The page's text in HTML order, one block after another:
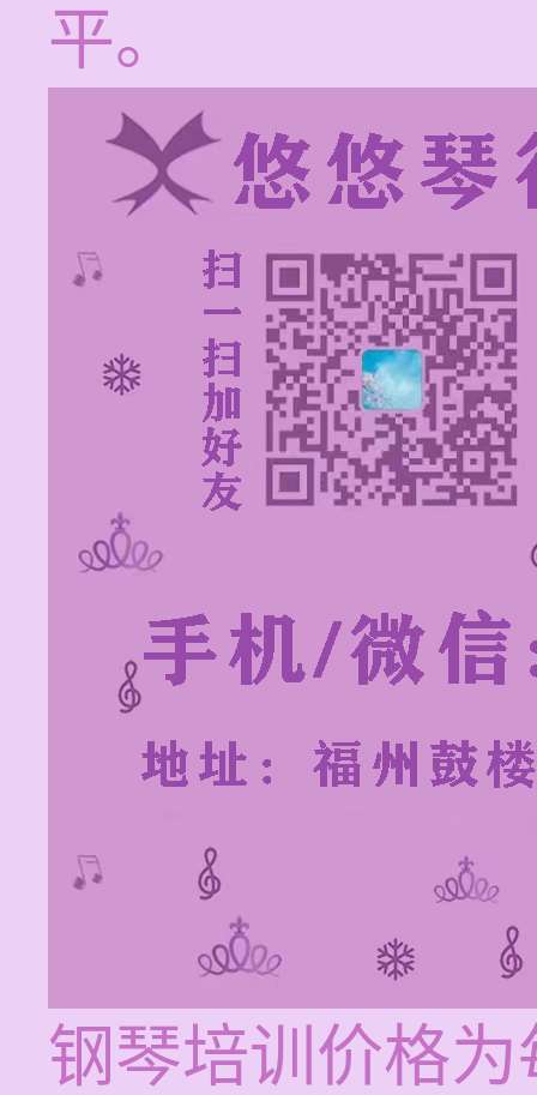
平。
钢琴培训价格